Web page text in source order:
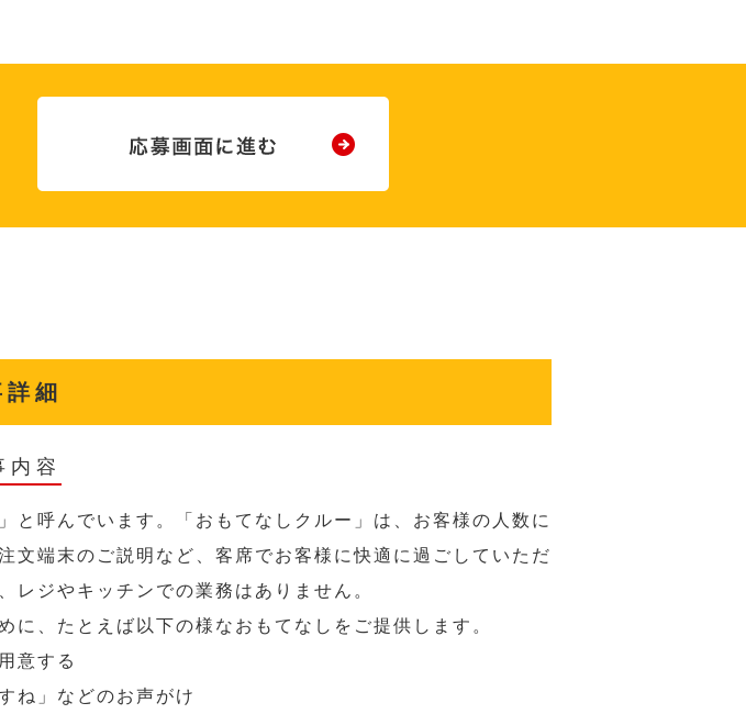
細
内容
呼んでいます。「おもてなしクルー」は、お客様の人数に
文端末のご説明など、客席でお客様に快適に過ごしていただ
レジやキッチンでの業務はありません。
、たとえば以下の様なおもてなしをご提供します。
意する
ね」などのお声がけ